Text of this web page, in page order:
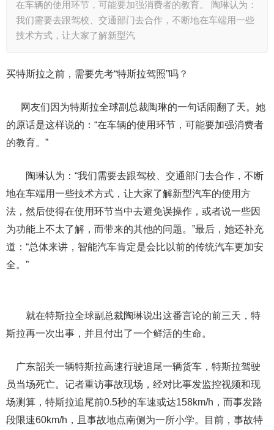
在车辆的使用环节，可能要加强消费者的教育。 陶琳认为：
我们需要去跟驾校、交通部门去合作，不断地在车端用一些
技术方式，让大家了解新型汽
买特斯拉之前，需要先考“特斯拉驾照”吗？
网友们因为特斯拉全球副总裁陶琳的一句话闹翻了天。她
的原话是这样说的：“在车辆的使用环节，可能要加强消费者
的教育。”
陶琳认为：“我们需要去跟驾校、交通部门去合作，不断
地在车端用一些技术方式，让大家了解新型汽车的使用方
法，然后使得在使用环节当中去避免误操作，或者说一些因
为功能上不太了解，而带来的其他的问题。”最后，她还补充
道：“总体来讲，智能汽车肯定是会比以前的传统汽车更加安
全。”
就在特斯拉全球副总裁陶琳说出这番言论的前三天，特
斯拉再一次出事，并且付出了一个鲜活的生命。
广东韶关一辆特斯拉高速行驶追尾一辆货车，特斯拉驾驶
员当场死亡。记者重访事故现场，经对比事发监控视频和现
场测算，特斯拉追尾前0.5秒的车速或达158km/h，而事发路
段限速60km/h，且事故地点南侧为一所小学。目前，事故特